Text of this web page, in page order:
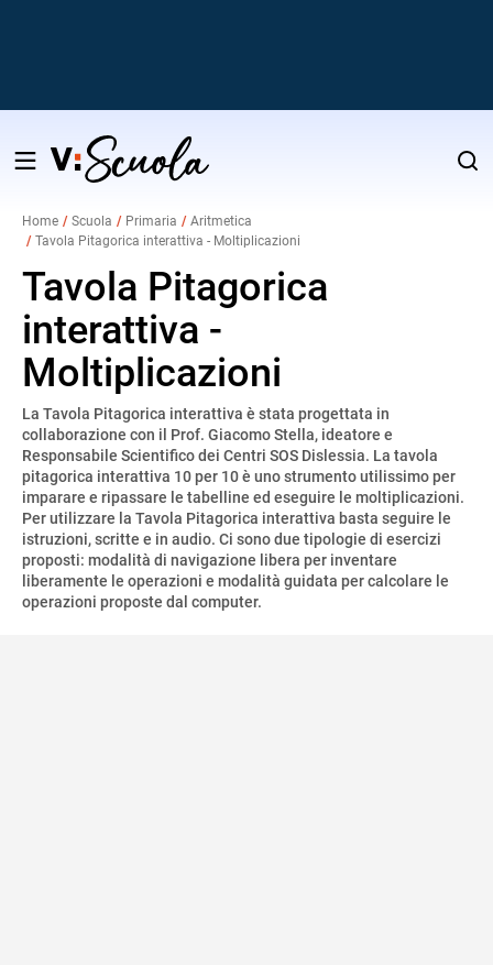
Salta
contenuto
Home Scuola Primaria
Aritmetica
Tavola Pitagorica interattiva - Moltiplicazioni
Tavola Pitagorica
interattiva -
Moltiplicazioni
La Tavola Pitagorica interattiva è stata progettata in
collaborazione con il Prof. Giacomo Stella, ideatore e
Responsabile Scientifico dei Centri SOS Dislessia. La tavola
pitagorica interattiva 10 per 10 è uno strumento utilissimo per
imparare e ripassare le tabelline ed eseguire le moltiplicazioni.
Per utilizzare la Tavola Pitagorica interattiva basta seguire le
istruzioni, scritte e in audio. Ci sono due tipologie di esercizi
proposti: modalità di navigazione libera per inventare
liberamente le operazioni e modalità guidata per calcolare le
operazioni proposte dal computer.